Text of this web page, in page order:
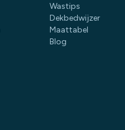
Wastips
Dekbedwijzer
Maattabel
Blog